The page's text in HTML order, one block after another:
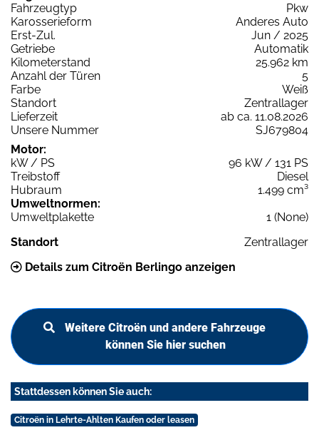
Fahrzeugtyp
Pkw
Karosserieform
Anderes Auto
Erst-Zul.
Jun / 2025
Getriebe
Automatik
Kilometerstand
25.962 km
Anzahl der Türen
5
Farbe
Weiß
Standort
Zentrallager
Lieferzeit
ab ca. 11.08.2026
Unsere Nummer
SJ679804
Motor:
kW / PS
96 kW / 131 PS
Treibstoff
Diesel
Hubraum
1.499 cm³
Umweltnormen:
Umweltplakette
1 (None)
Standort
Zentrallager
Details zum Citroën Berlingo anzeigen
Weitere Citroën und andere Fahrzeuge
können Sie hier suchen
Stattdessen können Sie auch:
Citroën in Lehrte-Ahlten Kaufen oder leasen